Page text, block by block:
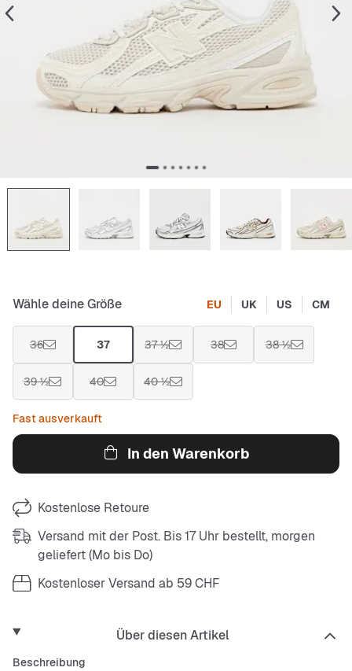
Wähle deine Größe EU UK US CM
36 37 37 ½ 38 38 ½
39 ½ 40 40 ½
Fast ausverkauft
In den Warenkorb
Kostenlose Retoure
Versand mit der Post. Bis 17 Uhr bestellt, morgen
geliefert (Mo bis Do)
Kostenloser Versand ab 59 CHF
Über diesen Artikel
Beschreibung